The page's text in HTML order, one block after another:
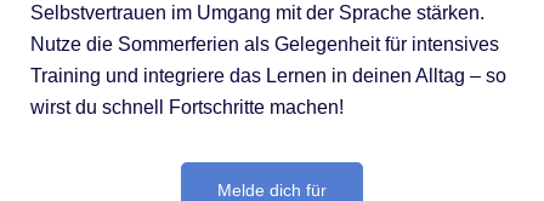
Selbstvertrauen im Umgang mit der Sprache stärken.
Nutze die Sommerferien als Gelegenheit für intensives
Training und integriere das Lernen in deinen Alltag – so
wirst du schnell Fortschritte machen!
Melde dich für